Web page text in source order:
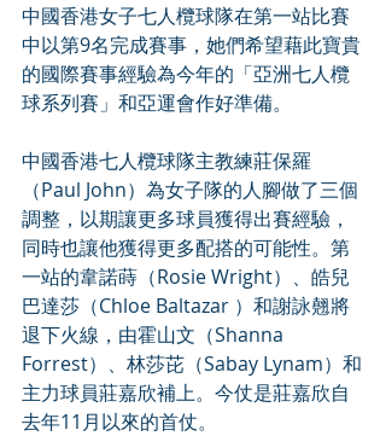
中國香港女子七人欖球隊在第一站比賽
中以第9名完成賽事，她們希望藉此寶貴
的國際賽事經驗為今年的「亞洲七人欖
球系列賽」和亞運會作好準備。
中國香港七人欖球隊主教練莊保羅
（Paul John）為女子隊的人腳做了三個
調整，以期讓更多球員獲得出賽經驗，
同時也讓他獲得更多配搭的可能性。第
一站的韋諾蒔（Rosie Wright）、皓兒
巴達莎（Chloe Baltazar ）和謝詠翹將
退下火線，由霍山文（Shanna
Forrest）、林莎芘（Sabay Lynam）和
主力球員莊嘉欣補上。今仗是莊嘉欣自
去年11月以來的首仗。